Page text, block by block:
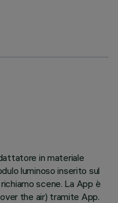
in materiale
luminoso inserito sul
scene. La App è
the air) tramite App.